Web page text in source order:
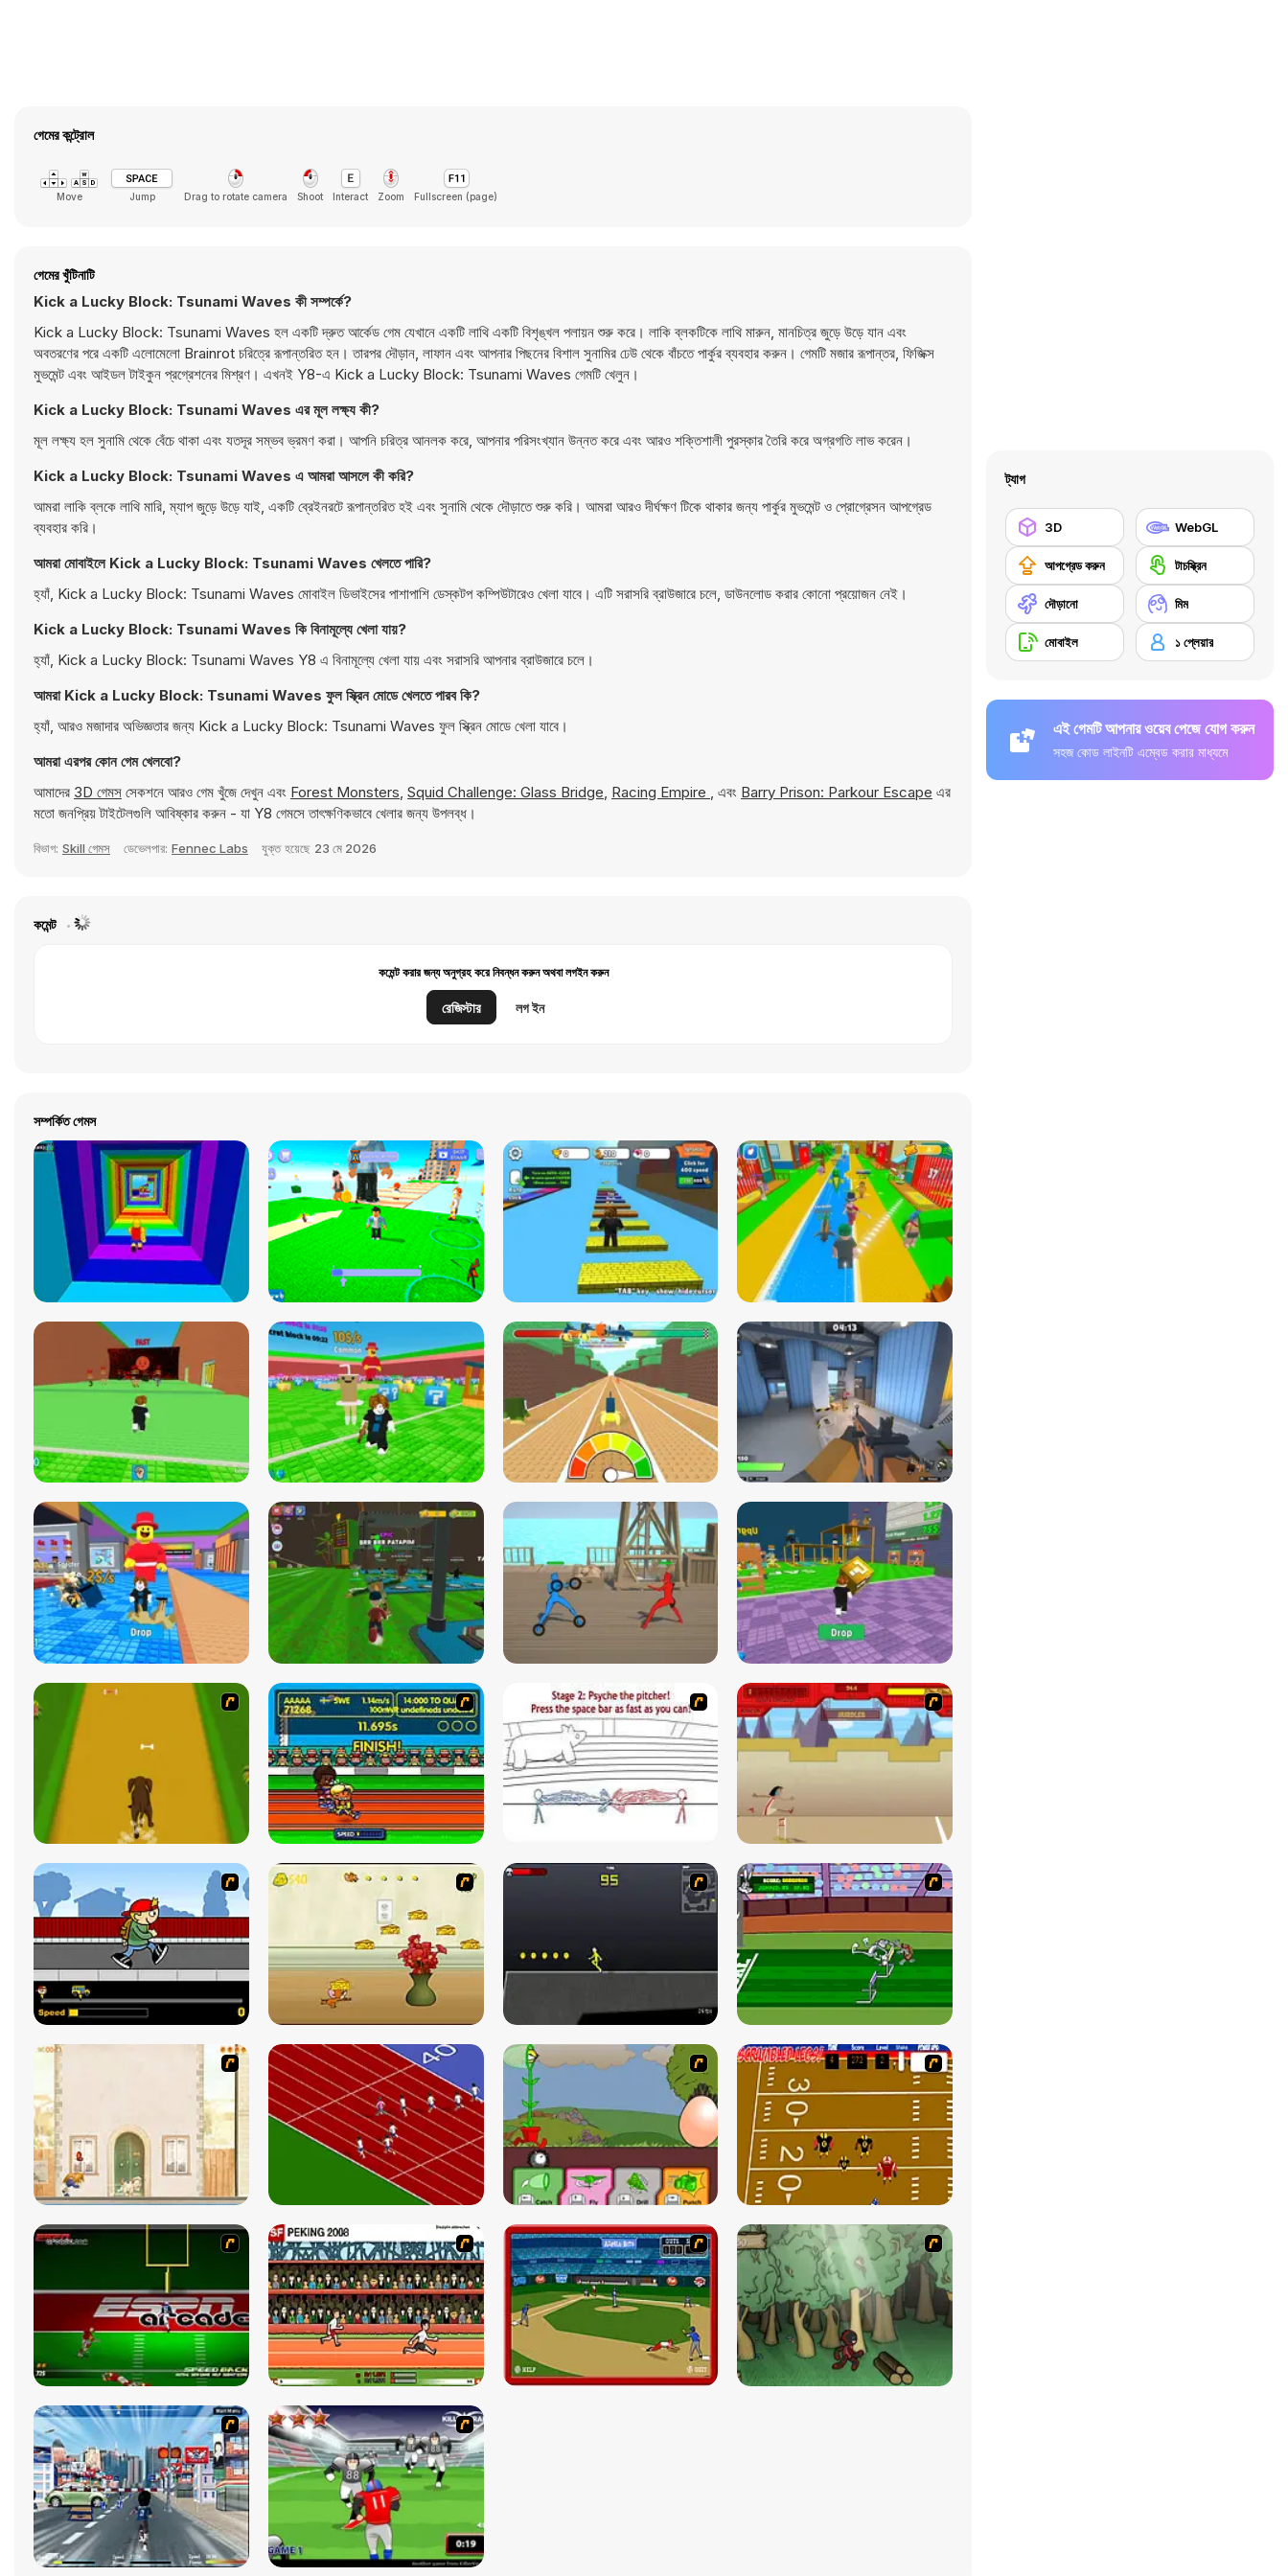
গেমের কন্ট্রোল
Move Jump Drag to rotate camera Shoot Interact Zoom Fullscreen (page)
গেমের খুঁটিনাটি
Kick a Lucky Block: Tsunami Waves কী সম্পর্কে?
Kick a Lucky Block: Tsunami Waves হল একটি দ্রুত আর্কেড গেম যেখানে একটি লাথি একটি বিশৃঙ্খল পলায়ন শুরু করে। লাকি ব্লকটিকে লাথি মারুন, মানচিত্র জুড়ে উড়ে যান এবং
অবতরণের পরে একটি এলোমেলো Brainrot চরিত্রে রূপান্তরিত হন। তারপর দৌড়ান, লাফান এবং আপনার পিছনের বিশাল সুনামির ঢেউ থেকে বাঁচতে পার্কুর ব্যবহার করুন। গেমটি মজার রূপান্তর, ফিজিক্স
মুভমেন্ট এবং আইডল টাইকুন প্রগ্রেশনের মিশ্রণ। এখনই Y8-এ Kick a Lucky Block: Tsunami Waves গেমটি খেলুন।
Kick a Lucky Block: Tsunami Waves এর মূল লক্ষ্য কী?
মূল লক্ষ্য হল সুনামি থেকে বেঁচে থাকা এবং যতদূর সম্ভব ভ্রমণ করা। আপনি চরিত্র আনলক করে, আপনার পরিসংখ্যান উন্নত করে এবং আরও শক্তিশালী পুরস্কার তৈরি করে অগ্রগতি লাভ করেন।
Kick a Lucky Block: Tsunami Waves এ আমরা আসলে কী করি?
আমরা লাকি ব্লকে লাথি মারি, ম্যাপ জুড়ে উড়ে যাই, একটি ব্রেইনরটে রূপান্তরিত হই এবং সুনামি থেকে দৌড়াতে শুরু করি। আমরা আরও দীর্ঘক্ষণ টিকে থাকার জন্য পার্কুর মুভমেন্ট ও প্রোগ্রেসন আপগ্রেড
ব্যবহার করি।
আমরা মোবাইলে Kick a Lucky Block: Tsunami Waves খেলতে পারি?
হ্যাঁ, Kick a Lucky Block: Tsunami Waves মোবাইল ডিভাইসের পাশাপাশি ডেস্কটপ কম্পিউটারেও খেলা যাবে। এটি সরাসরি ব্রাউজারে চলে, ডাউনলোড করার কোনো প্রয়োজন নেই।
Kick a Lucky Block: Tsunami Waves কি বিনামূল্যে খেলা যায়?
হ্যাঁ, Kick a Lucky Block: Tsunami Waves Y8 এ বিনামূল্যে খেলা যায় এবং সরাসরি আপনার ব্রাউজারে চলে।
আমরা Kick a Lucky Block: Tsunami Waves ফুল স্ক্রিন মোডে খেলতে পারব কি?
হ্যাঁ, আরও মজাদার অভিজ্ঞতার জন্য Kick a Lucky Block: Tsunami Waves ফুল স্ক্রিন মোডে খেলা যাবে।
আমরা এরপর কোন গেম খেলবো?
আমাদের 3D গেমস সেকশনে আরও গেম খুঁজে দেখুন এবং Forest Monsters, Squid Challenge: Glass Bridge, Racing Empire , এবং Barry Prison: Parkour Escape এর
মতো জনপ্রিয় টাইটেলগুলি আবিষ্কার করুন - যা Y8 গেমসে তাৎক্ষণিকভাবে খেলার জন্য উপলব্ধ।
বিভাগ: Skill গেমস ডেভেলপার: Fennec Labs যুক্ত হয়েছে 23 মে 2026
কমেন্ট
কমেন্ট করার জন্য অনুগ্রহ করে নিবন্ধন করুন অথবা লগইন করুন
রেজিস্টার লগ ইন
সম্পর্কিত গেমস
ট্যাগ
3D WebGL
আপগ্রেড করুন টাচস্ক্রিন
দৌড়ানো মিম
মোবাইল ১ প্লেয়ার
এই গেমটি আপনার ওয়েব পেজে যোগ করুন
সহজ কোড লাইনটি এম্বেড করার মাধ্যমে